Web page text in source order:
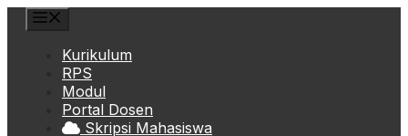
Skip
Kurikulum
RPS
Modul
Portal Dosen
Skripsi Mahasiswa